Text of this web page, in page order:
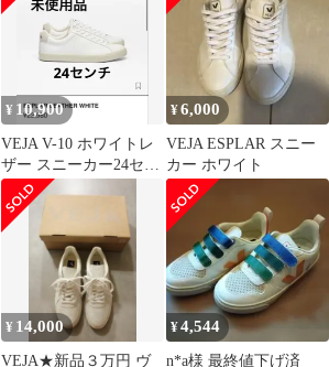
¥ 10,900
VEJA V-10 ホワイトレ
ザー スニーカー24セン
チ
¥6,000
VEJA ESPLAR スニー
カー ホワイト
¥ 14,000
VEJA★新品３万円 ヴ
¥4,544
n*a様 最終値下げ済